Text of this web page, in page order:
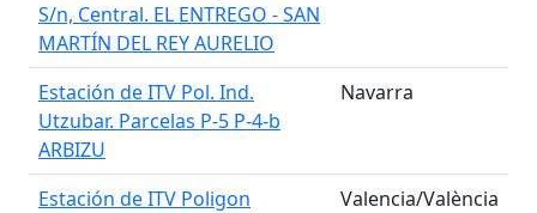
S/n, Central. EL ENTREGO - SAN
MARTÍN DEL REY AURELIO
Estación de ITV Pol. Ind.
Utzubar. Parcelas P-5 P-4-b
ARBIZU
Navarra
Estación de ITV Poligon
Valencia/València